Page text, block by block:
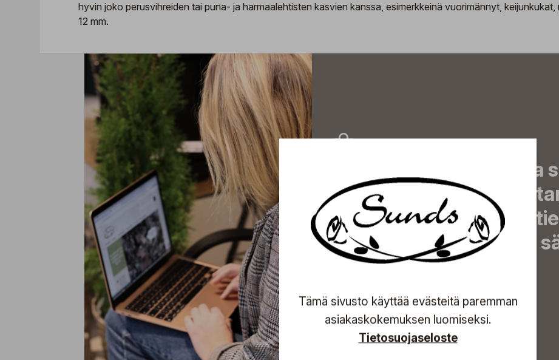
hyvin joko perusvihreiden tai puna- ja harmaalehtisten kasvien kanssa, esimerkkeinä vuorimännyt,
12 mm.
Tilaa uutiskirjeemme ja
uutiset, eksklusiiviset
inspiroivat vinkit sekä
tapahtumista suoraan
Tilaa
Tämä sivusto käyttää evästeitä paremman
asiakaskokemuksen luomiseksi.
Tietosuojaseloste